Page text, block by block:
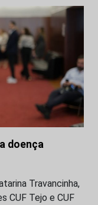
doença
Travancinha,
CUF Tejo e CUF